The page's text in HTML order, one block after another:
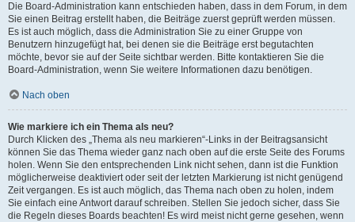
Die Board-Administration kann entschieden haben, dass in dem Forum, in dem
Sie einen Beitrag erstellt haben, die Beiträge zuerst geprüft werden müssen.
Es ist auch möglich, dass die Administration Sie zu einer Gruppe von
Benutzern hinzugefügt hat, bei denen sie die Beiträge erst begutachten
möchte, bevor sie auf der Seite sichtbar werden. Bitte kontaktieren Sie die
Board-Administration, wenn Sie weitere Informationen dazu benötigen.
Nach oben
Wie markiere ich ein Thema als neu?
Durch Klicken des „Thema als neu markieren“-Links in der Beitragsansicht
können Sie das Thema wieder ganz nach oben auf die erste Seite des Forums
holen. Wenn Sie den entsprechenden Link nicht sehen, dann ist die Funktion
möglicherweise deaktiviert oder seit der letzten Markierung ist nicht genügend
Zeit vergangen. Es ist auch möglich, das Thema nach oben zu holen, indem
Sie einfach eine Antwort darauf schreiben. Stellen Sie jedoch sicher, dass Sie
die Regeln dieses Boards beachten! Es wird meist nicht gerne gesehen, wenn